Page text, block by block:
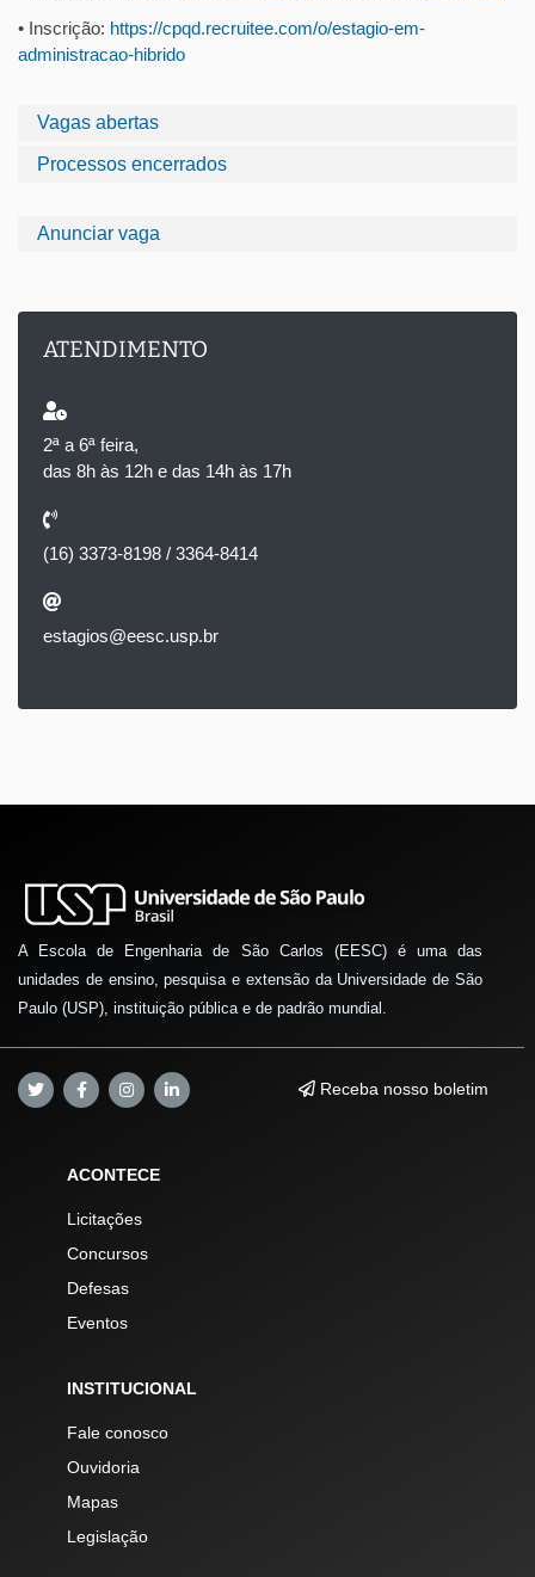
Vagas abertas
Processos encerrados
Anunciar vaga
ATENDIMENTO
2ª a 6ª feira,
das 8h às 12h e das 14h às 17h
(16) 3373-8198 / 3364-8414
estagios@eesc.usp.br
• Inscrição: https://cpqd.recruitee.com/o/estagio-em-
administracao-hibrido
A Escola de Engenharia de São Carlos (EESC) é uma das
unidades de ensino, pesquisa e extensão da Universidade de São
Paulo (USP), instituição pública e de padrão mundial.
Receba nosso boletim
ACONTECE
Licitações
Concursos
Defesas
Eventos
INSTITUCIONAL
Fale conosco
Ouvidoria
Mapas
Legislação